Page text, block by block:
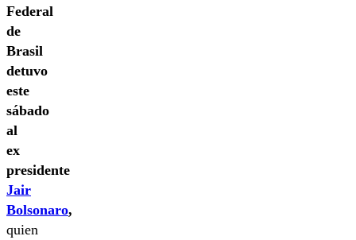
Federal
de
Brasil
detuvo
este
sábado
al
ex
presidente
Jair
Bolsonaro,
quien